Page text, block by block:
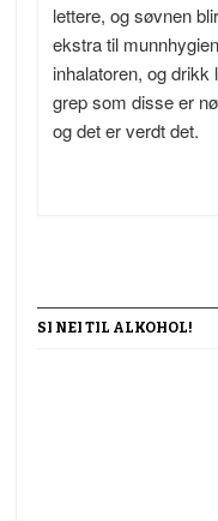
lettere, og søvnen
ekstra til
inhalatoren, og
grep som disse er
og det er verdt det.
SI NEI TIL ALKOHOL!